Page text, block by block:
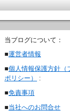
当ブログについて：
■運営者情報
■個人情報保護方針（
ポリシー）
:
■免責事項
■当社へのお問合せ